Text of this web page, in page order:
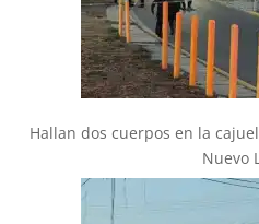
Hallan dos cuerpos en la
Nuevo